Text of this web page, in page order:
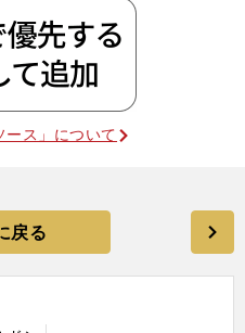
ス」について
戻る